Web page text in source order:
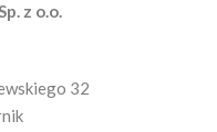
z o.o.
32